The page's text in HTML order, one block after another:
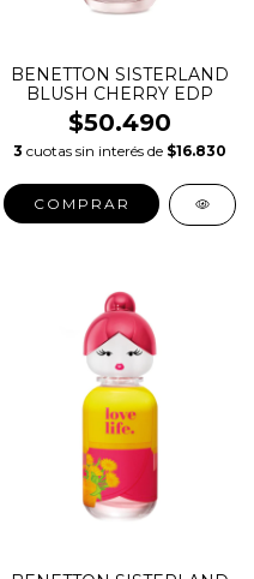
BENETTON SISTERLAND
BLUSH CHERRY EDP
$50.490
3 cuotas sin interés de $16.830
COMPRAR